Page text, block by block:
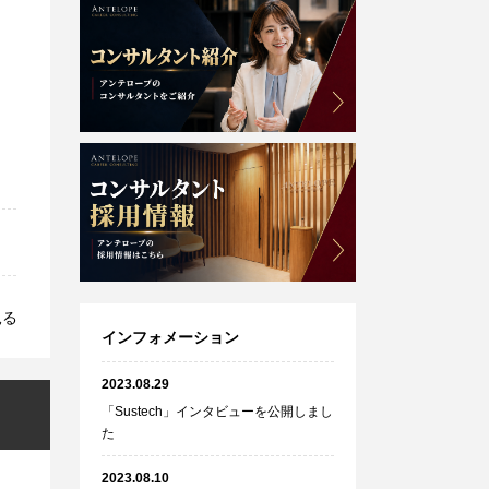
インフォメーション
2023.08.29
「Sustech」インタビューを公開しまし
た
2023.08.10